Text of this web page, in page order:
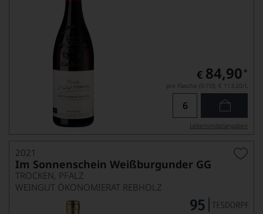
€ 84,90 *
pro Flasche (0.75l), € 113,20/L
Lebensmittel­angaben
2021
Im Sonnenschein Weißburgunder GG
TROCKEN, PFALZ
WEINGUT ÖKONOMIERAT REBHOLZ